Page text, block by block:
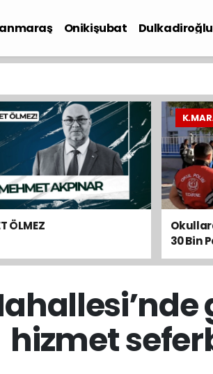
Onikişubat Dulkadiroğlu
ÖLMEZ
30 Bin
hizmet